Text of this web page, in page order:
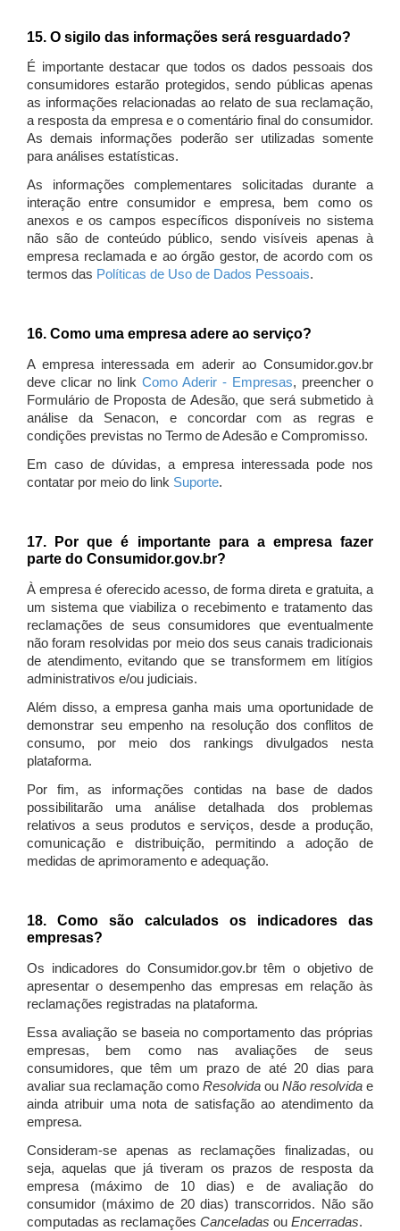
15. O sigilo das informações será resguardado?
É importante destacar que todos os dados pessoais dos
consumidores estarão protegidos, sendo públicas apenas
as informações relacionadas ao relato de sua reclamação,
a resposta da empresa e o comentário final do consumidor.
As demais informações poderão ser utilizadas somente
para análises estatísticas.
As informações complementares solicitadas durante a
interação entre consumidor e empresa, bem como os
anexos e os campos específicos disponíveis no sistema
não são de conteúdo público, sendo visíveis apenas à
empresa reclamada e ao órgão gestor, de acordo com os
termos das Políticas de Uso de Dados Pessoais.
16. Como uma empresa adere ao serviço?
A empresa interessada em aderir ao Consumidor.gov.br
deve clicar no link Como Aderir - Empresas, preencher o
Formulário de Proposta de Adesão, que será submetido à
análise da Senacon, e concordar com as regras e
condições previstas no Termo de Adesão e Compromisso.
Em caso de dúvidas, a empresa interessada pode nos
contatar por meio do link Suporte.
17. Por que é importante para a empresa fazer
parte do Consumidor.gov.br?
À empresa é oferecido acesso, de forma direta e gratuita, a
um sistema que viabiliza o recebimento e tratamento das
reclamações de seus consumidores que eventualmente
não foram resolvidas por meio dos seus canais tradicionais
de atendimento, evitando que se transformem em litígios
administrativos e/ou judiciais.
Além disso, a empresa ganha mais uma oportunidade de
demonstrar seu empenho na resolução dos conflitos de
consumo, por meio dos rankings divulgados nesta
plataforma.
Por fim, as informações contidas na base de dados
possibilitarão uma análise detalhada dos problemas
relativos a seus produtos e serviços, desde a produção,
comunicação e distribuição, permitindo a adoção de
medidas de aprimoramento e adequação.
18. Como são calculados os indicadores das
empresas?
Os indicadores do Consumidor.gov.br têm o objetivo de
apresentar o desempenho das empresas em relação às
reclamações registradas na plataforma.
Essa avaliação se baseia no comportamento das próprias
empresas, bem como nas avaliações de seus
consumidores, que têm um prazo de até 20 dias para
avaliar sua reclamação como Resolvida ou Não resolvida e
ainda atribuir uma nota de satisfação ao atendimento da
empresa.
Consideram-se apenas as reclamações finalizadas, ou
seja, aquelas que já tiveram os prazos de resposta da
empresa (máximo de 10 dias) e de avaliação do
consumidor (máximo de 20 dias) transcorridos. Não são
computadas as reclamações Canceladas ou Encerradas.